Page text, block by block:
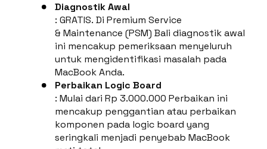
Diagnostik Awal
: GRATIS. Di Premium Service
& Maintenance (PSM) Bali diagnostik awal
ini mencakup pemeriksaan menyeluruh
untuk mengidentifikasi masalah pada
MacBook Anda.
Perbaikan Logic Board
: Mulai dari Rp 3.000.000 Perbaikan ini
mencakup penggantian atau perbaikan
komponen pada logic board yang
seringkali menjadi penyebab MacBook